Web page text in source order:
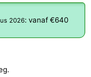
2026: vanaf €640